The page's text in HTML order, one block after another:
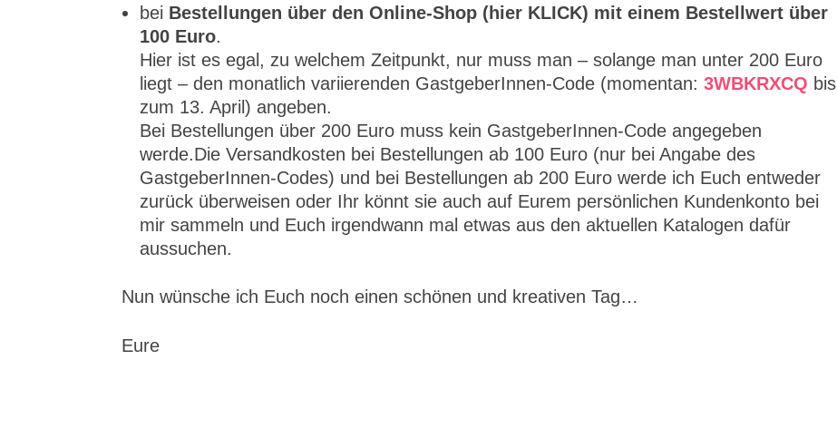
bei Bestellungen über den Online-Shop (hier KLICK) mit einem Bestellwert über
100 Euro.
Hier ist es egal, zu welchem Zeitpunkt, nur muss man – solange man unter 200 Euro
liegt – den monatlich variierenden GastgeberInnen-Code (momentan:3WBKRXCQ bis
zum 13. April) angeben.
Bei Bestellungen über 200 Euro muss kein GastgeberInnen-Code angegeben
werde.Die Versandkosten bei Bestellungen ab 100 Euro (nur bei Angabe des
GastgeberInnen-Codes) und bei Bestellungen ab 200 Euro werde ich Euch entweder
zurück überweisen oder Ihr könnt sie auch auf Eurem persönlichen Kundenkonto bei
mir sammeln und Euch irgendwann mal etwas aus den aktuellen Katalogen dafür
aussuchen.
Nun wünsche ich Euch noch einen schönen und kreativen Tag…
Eure